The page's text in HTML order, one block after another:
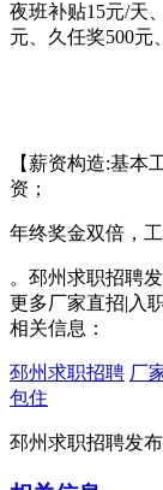
夜班补贴15元/天
元、久任奖500元
【薪资构造:基本
资；
年终奖金双倍，
。邳州求职招聘发
更多厂家直招|入
相关信息：
邳州求职招聘 厂
包住
邳州求职招聘发布